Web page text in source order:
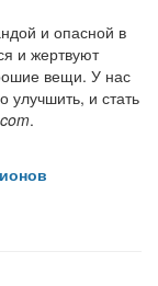
и опасной в
и жертвуют
вещи. У нас
улучшить, и стать
.